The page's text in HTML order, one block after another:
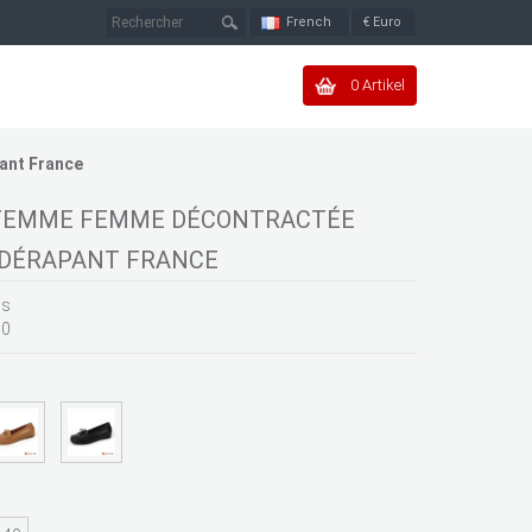
€ Euro
French
0 Artikel
France
FEMME DÉCONTRACTÉE
FRANCE